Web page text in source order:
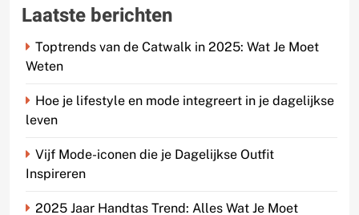
Laatste berichten
Toptrends van de Catwalk in 2025: Wat Je Moet
Weten
Hoe je lifestyle en mode integreert in je dagelijkse
leven
Vijf Mode-iconen die je Dagelijkse Outfit
Inspireren
2025 Jaar Handtas Trend: Alles Wat Je Moet